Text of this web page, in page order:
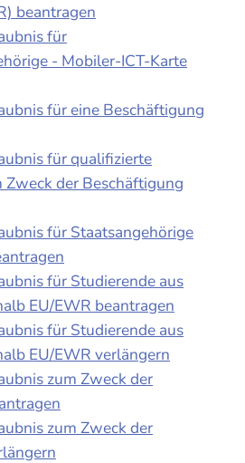
beantragen
für
- Mobiler-ICT-Karte
für eine Beschäftigung
für qualifizierte
Zweck der Beschäftigung
für Staatsangehörige
für Studierende aus
EU/EWR beantragen
für Studierende aus
EU/EWR verlängern
zum Zweck der
zum Zweck der